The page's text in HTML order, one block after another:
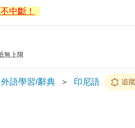
中斷！
無上限
外語學習/辭典 ＞ 印尼語 追蹤